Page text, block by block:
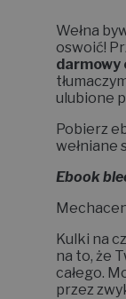
Wełna
oswoić!
darmowy
ulubione
Pobierz
wełniane
Ebook
Kulki na
na to, że
całego.
przez